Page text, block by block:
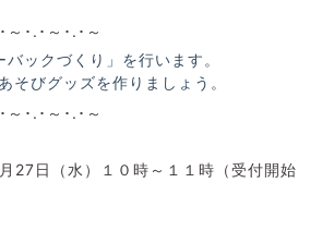
～･.･～･.･～
ックづくり」を行います。
そびグッズを作りましょう。
～･.･～･.･～
27日（水）１０時～１１時（受付開始